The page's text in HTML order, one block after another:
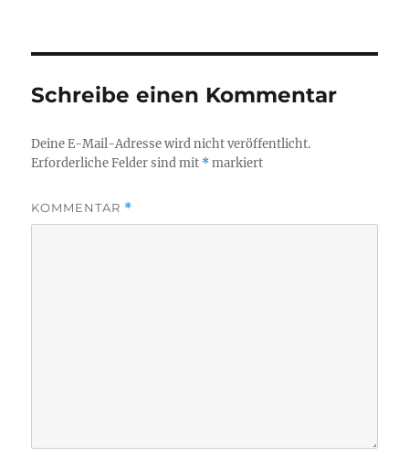
Schreibe einen Kommentar
Deine E-Mail-Adresse wird nicht veröffentlicht.
Erforderliche Felder sind mit *markiert
KOMMENTAR *